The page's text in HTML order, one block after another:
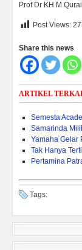
Prof Dr KH M
Post Views:
Share this news
ARTIKEL
Semesta
Samarinda
Yamaha Gelar
Tak Hanya
Pertamina
Tags: